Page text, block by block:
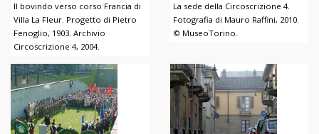
Il bovindo verso corso Francia di
Villa La Fleur. Progetto di Pietro
Fenoglio, 1903. Archivio
Circoscrizione 4, 2004.
La sede della Circoscrizione 4.
Fotografia di Mauro Raffini, 2010.
© MuseoTorino.